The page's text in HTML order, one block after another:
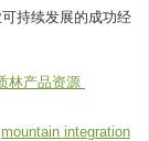
持续发展的成功经
林产品资源
mountain integration